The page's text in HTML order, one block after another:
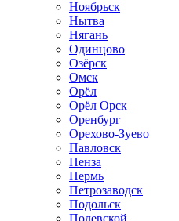
Ноябрьск
Нытва
Нягань
Одинцово
Озёрск
Омск
Орёл
Орёл Орск
Оренбург
Орехово-Зуево
Павловск
Пенза
Пермь
Петрозаводск
Подольск
Полевской